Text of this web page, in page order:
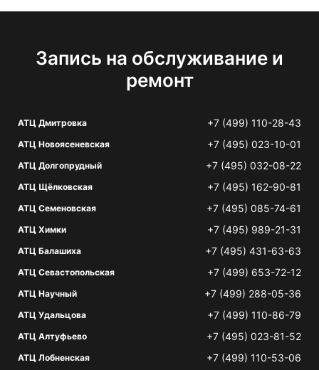
Запись на обслуживание и
ремонт
АТЦ Дмитровка +7 (499) 110-28-43
АТЦ Новоясеневская +7 (495) 023-10-01
АТЦ Долгопрудный +7 (495) 032-08-22
АТЦ Щёлковская +7 (495) 162-90-81
АТЦ Семеновская +7 (495) 085-74-61
АТЦ Химки +7 (495) 989-21-31
АТЦ Балашиха +7 (495) 431-63-63
АТЦ Севастопольская +7 (499) 653-72-12
АТЦ Научный +7 (499) 288-05-36
АТЦ Удальцова +7 (499) 110-86-79
АТЦ Алтуфьево +7 (495) 023-81-52
АТЦ Лобненская +7 (499) 110-53-06